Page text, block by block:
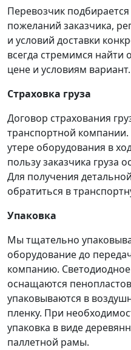
Перевозчик
пожеланий заказчика,
и условий доставки
всегда стремимся
цене и условиям вариант.
Страховка груза
Договор страхования
транспортной
утере оборудования в
пользу заказчика груза
Для получения
обратиться в
Упаковка
Мы тщательно
оборудование до
компанию.
оснащаются
упаковываются в
пленку. При
упаковка в виде
паллетной рамы.